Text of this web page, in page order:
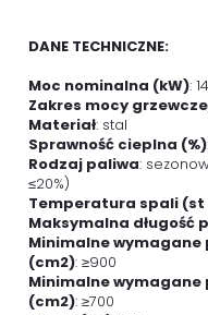
DANE TECHNICZNE:
Moc nominalna (kW): 14
Zakres mocy
Materiał: stal
Sprawność cieplna (%)
Rodzaj paliwa:
≤20%)
Temperatura spali (st
Maksymalna długość
Minimalne
(cm2): ≥900
Minimalne
(cm2): ≥700